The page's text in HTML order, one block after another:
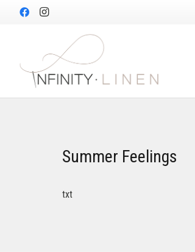
Summer Feelings
txt